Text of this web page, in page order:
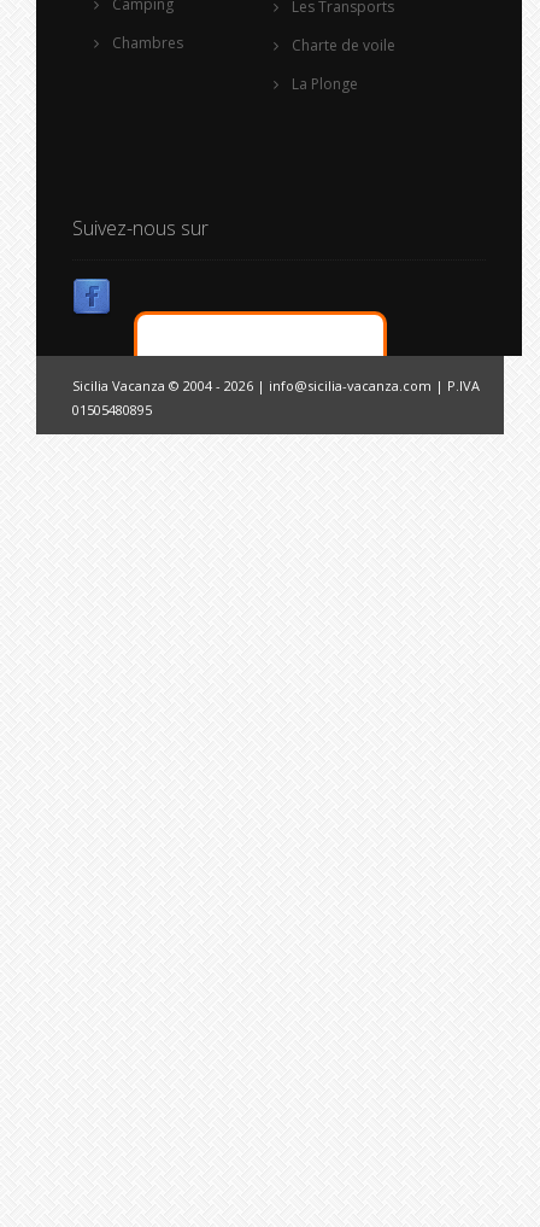
Camping
Chambres
Les Transports
Charte de voile
La Plonge
Suivez-nous sur
Sicilia Vacanza © 2004 - 2026 | info@sicilia-vacanza.com | P.IVA
01505480895